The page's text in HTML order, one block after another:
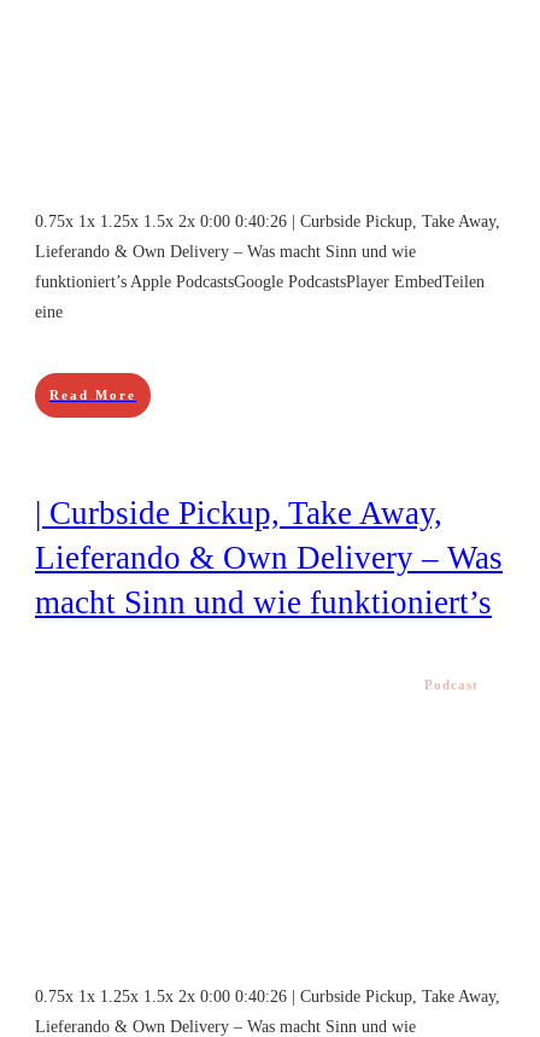
0.75x 1x 1.25x 1.5x 2x 0:00 0:40:26 | Curbside Pickup, Take Away,
Lieferando & Own Delivery – Was macht Sinn und wie
funktioniert’s Apple PodcastsGoogle PodcastsPlayer EmbedTeilen
eine
Read More
| Curbside Pickup, Take Away,
Lieferando & Own Delivery – Was
macht Sinn und wie funktioniert’s
Podcast
0.75x 1x 1.25x 1.5x 2x 0:00 0:40:26 | Curbside Pickup, Take Away,
Lieferando & Own Delivery – Was macht Sinn und wie